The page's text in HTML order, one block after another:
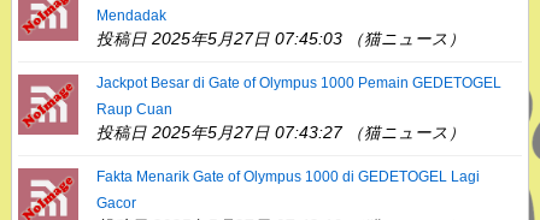
Mendadak
投稿日 2025年5月27日 07:45:03 （猫ニュース）
Jackpot Besar di Gate of Olympus 1000 Pemain GEDETOGEL
Raup Cuan
投稿日 2025年5月27日 07:43:27 （猫ニュース）
Fakta Menarik Gate of Olympus 1000 di GEDETOGEL Lagi
Gacor